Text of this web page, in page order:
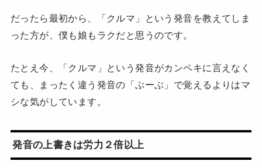
だったら最初から、「クルマ」という発音を教えてしま
った方が、僕も娘もラクだと思うのです。
たとえ今、「クルマ」という発音がカンペキに言えなく
ても、まったく違う発音の「ぶーぶ」で覚えるよりはマ
シな気がしています。
発音の上書きは労力２倍以上